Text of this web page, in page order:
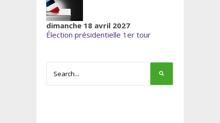
dimanche 18 avril 2027
Élection présidentielle 1er tour